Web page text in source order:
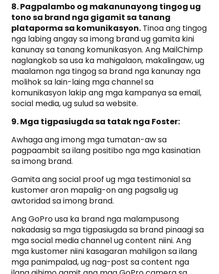
8. Pagpalambo og makanunayong tingog ug
tono sa brand nga gigamit sa tanang
plataporma sa komunikasyon.Tinoa ang tingog
nga labing angay sa imong brand ug gamita kini
kanunay sa tanang komunikasyon. Ang MailChimp
naglangkob sa usa ka mahigalaon, makalingaw, ug
maalamon nga tingog sa brand nga kanunay nga
molihok sa lain-laing mga channel sa
komunikasyon lakip ang mga kampanya sa email,
social media, ug sulud sa website.
9. Mga tigpasiugda sa tatak nga Foster:
Awhaga ang imong mga tumatan-aw sa
pagpaambit sa ilang positibo nga mga kasinatian
sa imong brand.
Gamita ang social proof ug mga testimonial sa
kustomer aron mapalig-on ang pagsalig ug
awtoridad sa imong brand.
Ang GoPro usa ka brand nga malampusong
nakadasig sa mga tigpasiugda sa brand pinaagi sa
mga social media channel ug content niini. Ang
mga kustomer niini kasagaran mahiligon sa ilang
mga panimpalad, ug nag-post sa content nga